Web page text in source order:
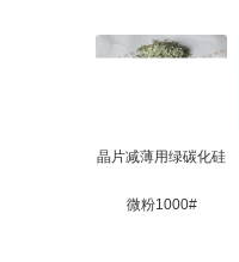
晶片减薄用绿碳化硅
微粉1000#